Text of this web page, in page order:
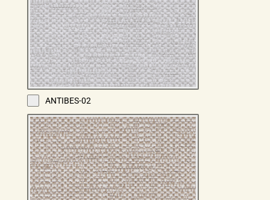
ANTIBES-02